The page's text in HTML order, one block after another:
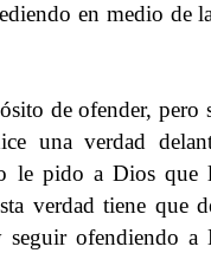
en medio de
de ofender, pero
una verdad
le pido a Dios que
verdad tiene que
ofendiendo a